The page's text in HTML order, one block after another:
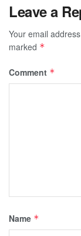
Leave a
Your email
marked *
Comment *
Name *